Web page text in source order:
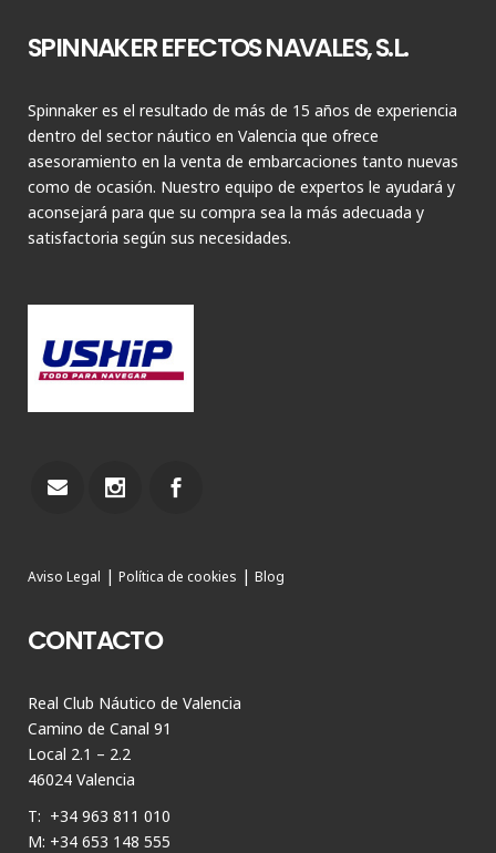
SPINNAKER EFECTOS NAVALES, S.L.
Spinnaker es el resultado de más de 15 años de experiencia
dentro del sector náutico en Valencia que ofrece
asesoramiento en la venta de embarcaciones tanto nuevas
como de ocasión. Nuestro equipo de expertos le ayudará y
aconsejará para que su compra sea la más adecuada y
satisfactoria según sus necesidades.
Aviso Legal | Política de cookies | Blog
CONTACTO
Real Club Náutico de Valencia
Camino de Canal 91
Local 2.1 – 2.2
46024 Valencia
T: +34 963 811 010
M: +34 653 148 555